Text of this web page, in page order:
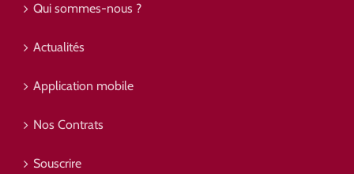
Qui sommes-nous ?
Actualités
Application mobile
Nos Contrats
Souscrire